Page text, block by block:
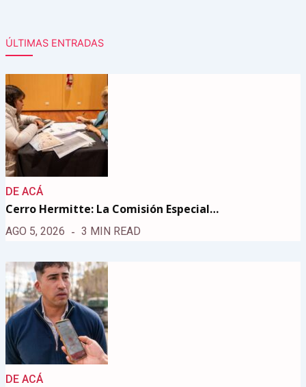
ÚLTIMAS ENTRADAS
DE ACÁ
Cerro Hermitte: La Comisión Especial…
AGO 5, 2026 3 MIN READ
DE ACÁ